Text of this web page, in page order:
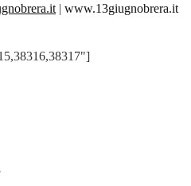
| www.13giugnobrera.it